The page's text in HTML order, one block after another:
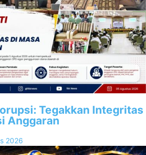
Tegakkan Integritas
Anggaran
2026